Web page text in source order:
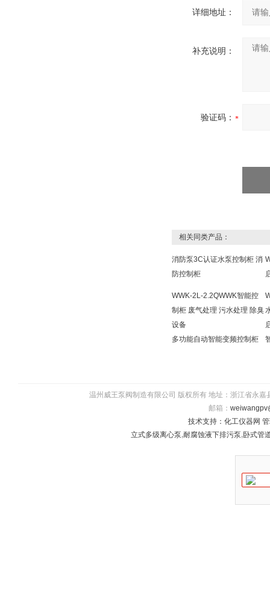
详细地址：
补充说明：
验证码：
相关同类产品：
消防泵3C认证水泵控制柜 消
防控制柜
WWK-2L-2.2QWWK智能控
制柜 废气处理 污水处理 除臭
设备
多功能自动智能变频控制柜
温州威王泵阀制造有限公司 版权所有 地址：浙江省永
邮箱：
技术支持： 化工仪器网
立式多级离心泵,耐腐蚀液下排污泵,卧式管